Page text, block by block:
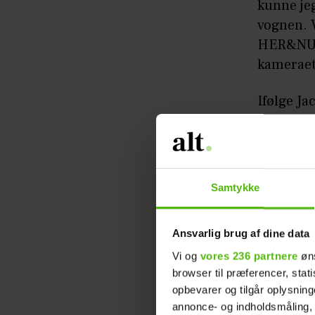
Samtykke
Ansvarlig brug af dine data
Vi og vores 236 partnere
browser til præferencer,
opbevarer og tilgår
annonce- og
kunne
vognen.
Ifølge
– Mit
mangler
er også
han.
Tabte